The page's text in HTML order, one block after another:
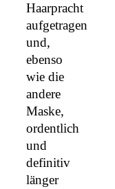
Haarpracht
aufgetragen
und,
ebenso
wie die
andere
Maske,
ordentlich
und
definitiv
länger